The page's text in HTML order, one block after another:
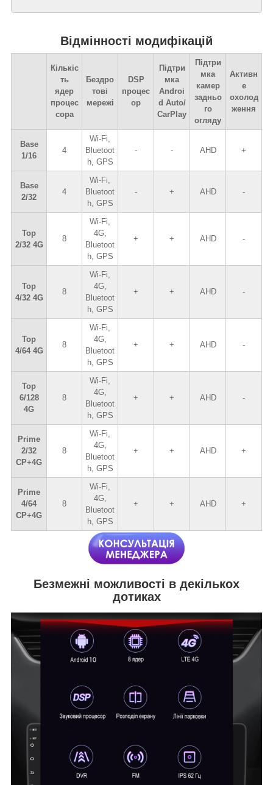
Відмінності модифікацій
Кількіс
ть
ядер
процес
сора
Бездро
тові
мережі
DSP
процес
ор
Підтри
мка
Androi
d Auto/
CarPlay
Підтри
мка
камер
задньо
го
огляду
Активн
е
охолод
ження
Base
1/16
4
Wi-Fi,
Bluetoot
h, GPS
- - AHD +
Base
2/32
4
Wi-Fi,
Bluetoot
h, GPS
- + AHD -
Top
2/32 4G
8
Wi-Fi,
4G,
Bluetoot
h, GPS
+ + AHD -
Top
4/32 4G
8
Wi-Fi,
4G,
Bluetoot
h, GPS
+ + AHD -
Top
4/64 4G
8
Wi-Fi,
4G,
Bluetoot
h, GPS
+ + AHD -
Top
6/128
4G
8
Wi-Fi,
4G,
Bluetoot
h, GPS
+ + AHD -
Prime
2/32
CP+4G
8
Wi-Fi,
4G,
Bluetoot
h, GPS
+ + AHD +
Prime
4/64
CP+4G
8
Wi-Fi,
4G,
Bluetoot
h, GPS
+ + AHD +
Безмежні можливості в декількох
дотиках